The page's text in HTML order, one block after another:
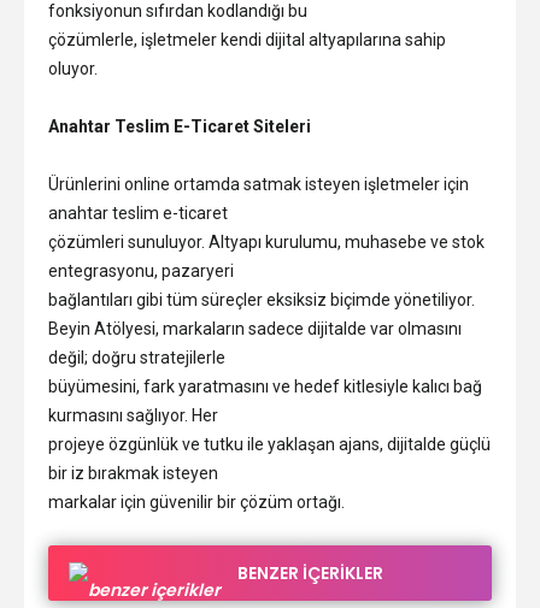
fonksiyonun sıfırdan kodlandığı bu
çözümlerle, işletmeler kendi dijital altyapılarına sahip
oluyor.
Anahtar Teslim E-Ticaret Siteleri
Ürünlerini online ortamda satmak isteyen işletmeler için
anahtar teslim e-ticaret
çözümleri sunuluyor. Altyapı kurulumu, muhasebe ve stok
entegrasyonu, pazaryeri
bağlantıları gibi tüm süreçler eksiksiz biçimde yönetiliyor.
Beyin Atölyesi, markaların sadece dijitalde var olmasını
değil; doğru stratejilerle
büyümesini, fark yaratmasını ve hedef kitlesiyle kalıcı bağ
kurmasını sağlıyor. Her
projeye özgünlük ve tutku ile yaklaşan ajans, dijitalde güçlü
bir iz bırakmak isteyen
markalar için güvenilir bir çözüm ortağı.
BENZER İÇERİKLER